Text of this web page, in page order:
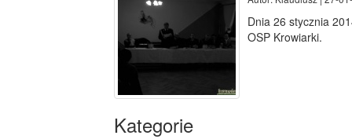
Dnia 26 stycznia
OSP Krowiarki.
Kategorie